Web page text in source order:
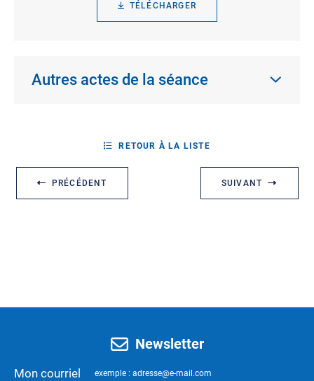
TÉLÉCHARGER
Autres actes de la séance
PRÉCÉDENT
RETOUR À LA LISTE
SUIVANT
Newsletter
Mon courriel